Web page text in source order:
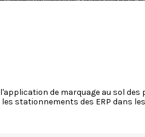
de marquage au sol des
stationnements des ERP dans